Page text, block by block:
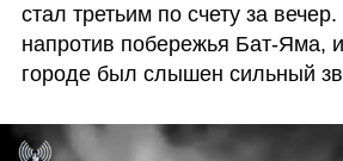
стал третьим по счету за
напротив побережья Бат-Яма,
городе был слышен сильный